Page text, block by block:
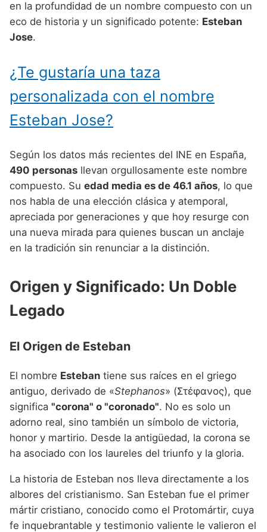
Nombres de niño que empiezan por G
Nombres de niño que empiezan por H
Nombres de niño que empiezan por J
Nombres de niño que empiezan por K
Nombres de niño que empiezan por L
Nombres de niño que empiezan por N
Nombres de niño que empiezan por O
Nombres de niño que empiezan por P
Nombres de niño que empiezan por Q
Nombres de niño que empiezan por S
Nombres de niño que empiezan por T
Nombres de niño que empiezan por V
Nombres de niño que empiezan por W
Nombres de niño que empiezan por X
Nombres de niño que empiezan por Y
Nombres de niño que empiezan por Z
Nombres de Niño Cantabros
Nombres de Niño Castellanos
Nombres de Niño Extremeños
Nombres de Niño Gallegos
Nombres de Niño Madrileños
Nombres de Niño Navarros
Nombres de Niño Riojanos
Nombres de Niño Valencianos
Nombres de Niño Vascos
Nombres de Niño Mitologicos
Nombres de Niño Chinos
Nombres de Niño Ingleses
Nombres de Niño Italianos
Nombres de Niño Japoneses
Nombres de Niño Judíos
Nombres de Niño Marroquíes
Nombres de Niño Portugueses
Nombres de Niño Rumanos
Nombres de Niño Rusos
en la profundidad de un nombre compuesto con un
eco de historia y un significado potente: Esteban
Jose.
¿Te gustaría una taza
personalizada con el nombre
Esteban Jose?
Según los datos más recientes del INE en España,
490 personas llevan orgullosamente este nombre
compuesto. Su edad media es de 46.1 años, lo que
nos habla de una elección clásica y atemporal,
apreciada por generaciones y que hoy resurge con
una nueva mirada para quienes buscan un anclaje
en la tradición sin renunciar a la distinción.
Origen y Significado: Un Doble
Legado
El Origen de Esteban
El nombre Esteban tiene sus raíces en el griego
antiguo, derivado de «Stephanos» (Στέφανος), que
significa "corona" o "coronado". No es solo un
adorno real, sino también un símbolo de victoria,
honor y martirio. Desde la antigüedad, la corona se
ha asociado con los laureles del triunfo y la gloria.
La historia de Esteban nos lleva directamente a los
albores del cristianismo. San Esteban fue el primer
mártir cristiano, conocido como el Protomártir, cuya
fe inquebrantable y testimonio valiente le valieron el